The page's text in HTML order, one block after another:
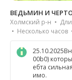
ВЕДЬМИН И
Холмский р-н •
• Несколько часов
00b0)
ебта
имо.